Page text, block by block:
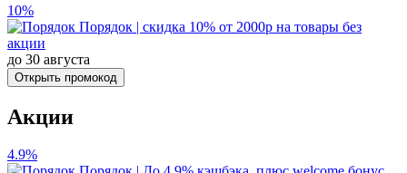
10%
Порядок | скидка 10% от 2000р на товары без
акции
до 30 августа
Открыть промокод
Акции
4.9%